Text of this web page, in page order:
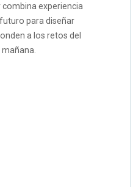
experiencia
para diseñar
a los retos del